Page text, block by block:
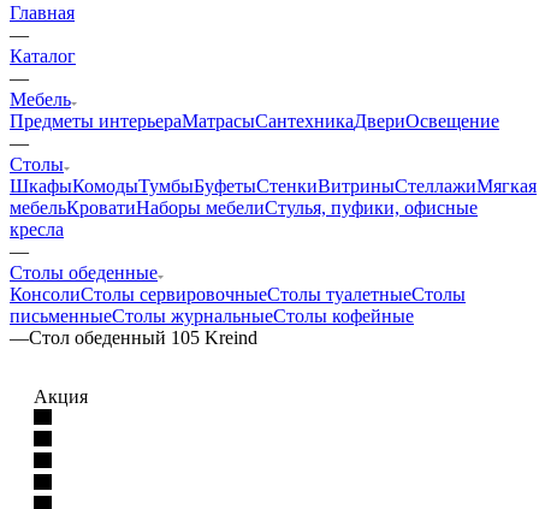
Главная
—
Каталог
—
Мебель
Предметы интерьераМатрасыСантехникаДвериОсвещение
—
Столы
ШкафыКомодыТумбыБуфетыСтенкиВитриныСтеллажиМягкая
мебельКроватиНаборы мебелиСтулья, пуфики, офисные
кресла
—
Столы обеденные
КонсолиСтолы сервировочныеСтолы туалетныеСтолы
письменныеСтолы журнальныеСтолы кофейные
—Стол обеденный 105 Kreind
Акция